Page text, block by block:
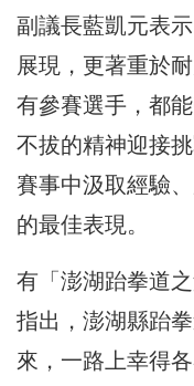
副議長藍凱元表
展現，更著重於
有參賽選手，都
不拔的精神迎接
賽事中汲取經驗
的最佳表現。
有「澎湖跆拳道
指出，澎湖縣跆
來，一路上幸得